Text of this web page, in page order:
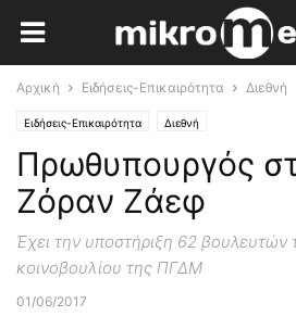
Αρχική Ειδήσεις-Επικαιρότητα Διεθνή
Ειδήσεις-Επικαιρότητα Διεθνή
Πρωθυπουργός
Ζόραν Ζάεφ
Έχει την υποστήριξη 62 βουλευτών
κοινοβουλίου της ΠΓΔΜ
01/06/2017